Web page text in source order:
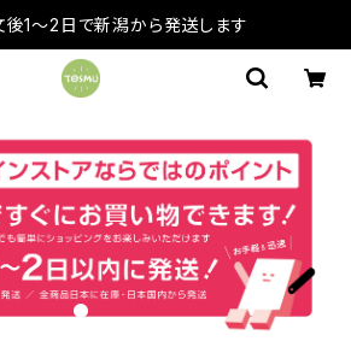
後1～2日で新潟から発送します